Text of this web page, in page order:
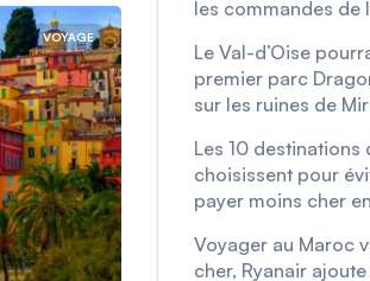
VOYAGE
les commandes
Le Val-d’Oise
premier parc
sur les ruines de
Les 10 destinations
choisissent pour
payer moins cher
Voyager au Maroc
cher, Ryanair